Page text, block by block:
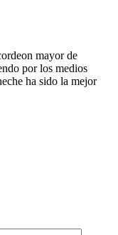
mayor de
por los medios
ha sido la mejor